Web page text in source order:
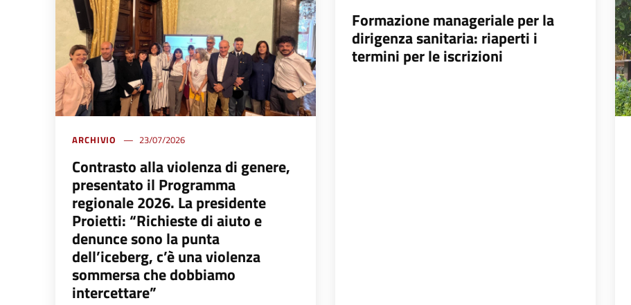
ARCHIVIO 23/07/2026
Contrasto alla violenza di genere,
presentato il Programma
regionale 2026. La presidente
Proietti: “Richieste di aiuto e
denunce sono la punta
dell’iceberg, c’è una violenza
sommersa che dobbiamo
intercettare”
Formazione manageriale per la
dirigenza sanitaria: riaperti i
termini per le iscrizioni